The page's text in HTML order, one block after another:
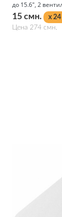
до 15.6", 2
15 смн.
x
Цена 274 смн.